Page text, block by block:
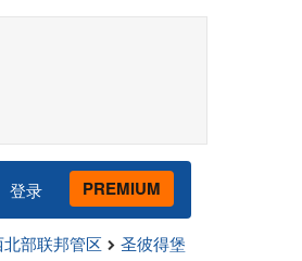
登录 PREMIUM
北部联邦管区 圣彼得堡